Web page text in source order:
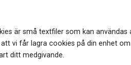
är små textfiler som kan
vi får lagra cookies på din enhet
ditt medgivande.